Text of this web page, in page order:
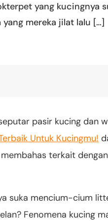
yang kucingnya
mereka jilat lalu […]
pasir kucing dan
Untuk Kucingmu!
terkait
suka mencium-cium
Fenomena kucing